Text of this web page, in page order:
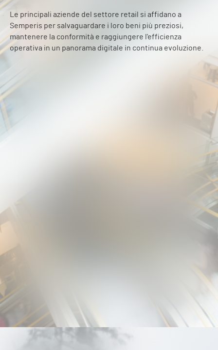
Le principali aziende del settore retail si affidano a
Semperis per salvaguardare i loro beni più preziosi,
mantenere la conformità e raggiungere l'efficienza
operativa in un panorama digitale in continua evoluzione.